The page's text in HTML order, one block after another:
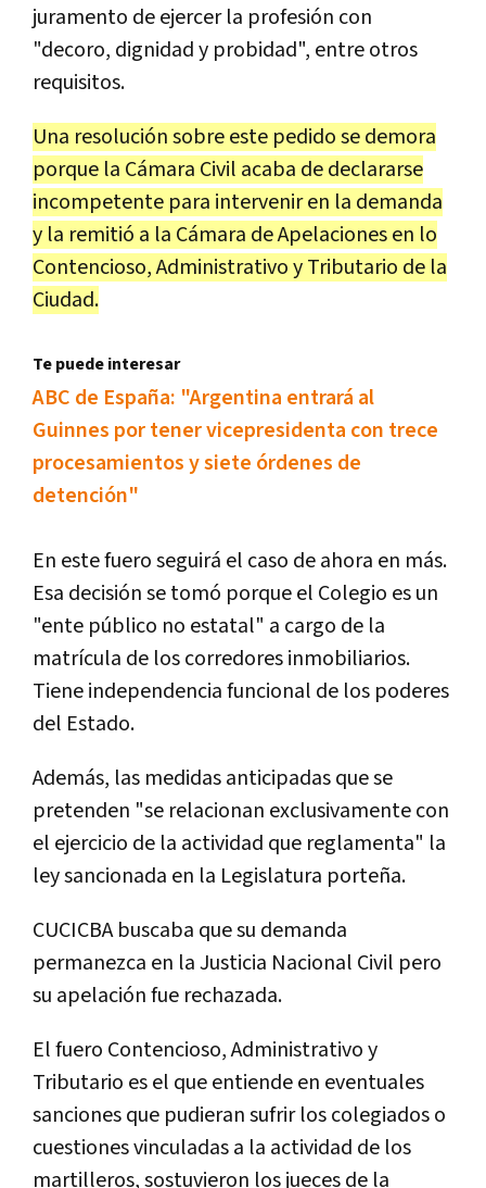
juramento de ejercer la profesión con
"decoro, dignidad y probidad", entre otros
requisitos.
Una resolución sobre este pedido se demora
porque la Cámara Civil acaba de declararse
incompetente para intervenir en la demanda
y la remitió a la Cámara de Apelaciones en lo
Contencioso, Administrativo y Tributario de la
Ciudad.
Te puede interesar
ABC de España: "Argentina entrará al
Guinnes por tener vicepresidenta con trece
procesamientos y siete órdenes de
detención"
En este fuero seguirá el caso de ahora en más.
Esa decisión se tomó porque el Colegio es un
"ente público no estatal" a cargo de la
matrícula de los corredores inmobiliarios.
Tiene independencia funcional de los poderes
del Estado.
Además, las medidas anticipadas que se
pretenden "se relacionan exclusivamente con
el ejercicio de la actividad que reglamenta" la
ley sancionada en la Legislatura porteña.
CUCICBA buscaba que su demanda
permanezca en la Justicia Nacional Civil pero
su apelación fue rechazada.
El fuero Contencioso, Administrativo y
Tributario es el que entiende en eventuales
sanciones que pudieran sufrir los colegiados o
cuestiones vinculadas a la actividad de los
martilleros, sostuvieron los jueces de la